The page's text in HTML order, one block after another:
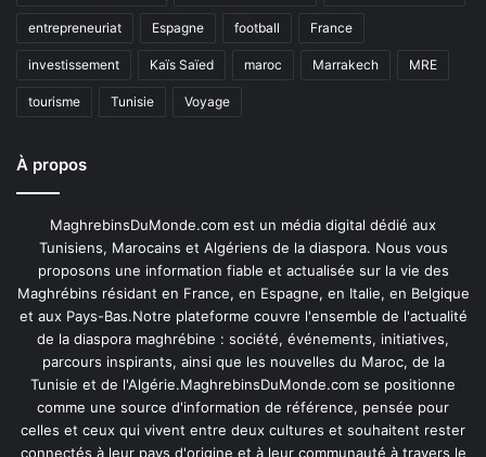
entrepreneuriat Espagne football France
investissement Kaïs Saïed maroc Marrakech MRE
tourisme Tunisie Voyage
À propos
MaghrebinsDuMonde.com est un média digital dédié aux
Tunisiens, Marocains et Algériens de la diaspora. Nous vous
proposons une information fiable et actualisée sur la vie des
Maghrébins résidant en France, en Espagne, en Italie, en Belgique
et aux Pays-Bas.Notre plateforme couvre l'ensemble de l'actualité
de la diaspora maghrébine : société, événements, initiatives,
parcours inspirants, ainsi que les nouvelles du Maroc, de la
Tunisie et de l'Algérie.MaghrebinsDuMonde.com se positionne
comme une source d'information de référence, pensée pour
celles et ceux qui vivent entre deux cultures et souhaitent rester
connectés à leur pays d'origine et à leur communauté à travers le